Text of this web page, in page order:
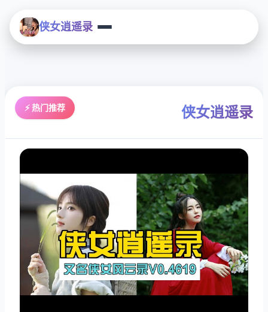
侠女逍遥录
⚡ 热门推荐 侠女逍遥录